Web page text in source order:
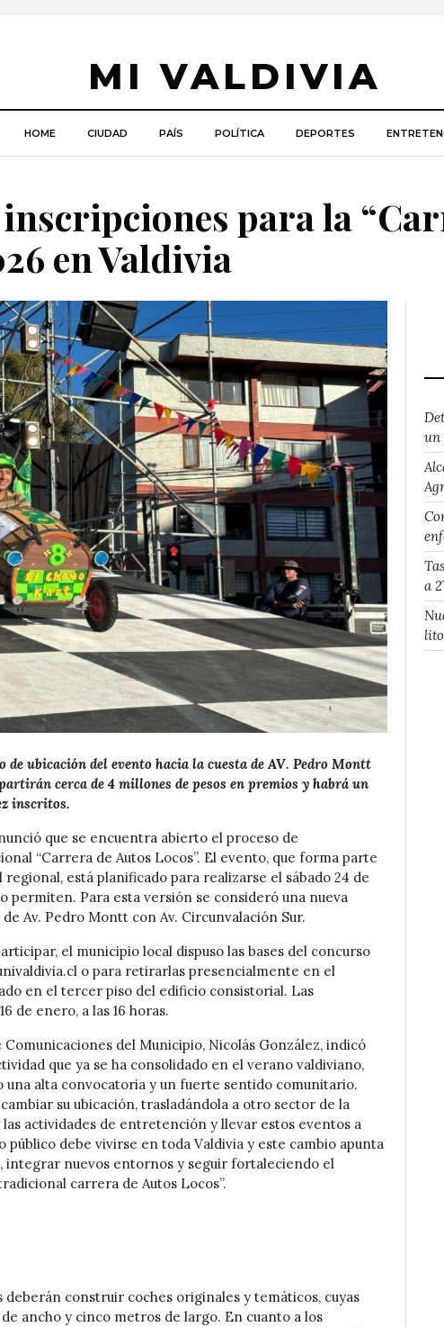
MI VALDIVIA
HOME CIUDAD PAÍS POLÍTICA DEPORTES
para la
en Valdivia
ubicación del evento hacia la cuesta de AV. Pedro Montt
cerca de 4 millones de pesos en premios y habrá un
inscritos.
que se encuentra abierto el proceso de
“Carrera de Autos Locos”. El evento, que forma parte
está planificado para realizarse el sábado 24 de
permiten. Para esta versión se consideró una nueva
Av. Pedro Montt con Av. Circunvalación Sur.
el municipio local dispuso las bases del concurso
o para retirarlas presencialmente en el
en el tercer piso del edificio consistorial. Las
de enero, a las 16 horas.
del Municipio, Nicolás González, indicó
que ya se ha consolidado en el verano valdiviano,
alta convocatoria y un fuerte sentido comunitario.
su ubicación, trasladándola a otro sector de la
actividades de entretención y llevar estos eventos a
público debe vivirse en toda Valdivia y este cambio apunta
integrar nuevos entornos y seguir fortaleciendo el
carrera de Autos Locos”.
deberán construir coches originales y temáticos, cuyas
ancho y cinco metros de largo. En cuanto a los
un
a